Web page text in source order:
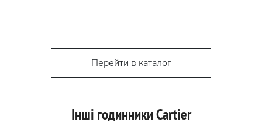
Перейти в каталог
Інші годинники Cartier